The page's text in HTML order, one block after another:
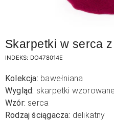
Skarpetki w serca
INDEKS: DO478014E
Kolekcja: bawełniana
Wygląd: skarpetki wzorowane
Wzór: serca
Rodzaj ściągacza: delikatny